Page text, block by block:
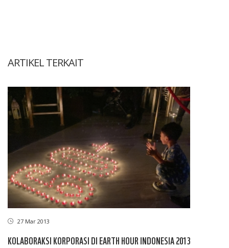
ARTIKEL TERKAIT
27 Mar 2013
KOLABORAKSI KORPORASI DI EARTH HOUR INDONESIA 2013